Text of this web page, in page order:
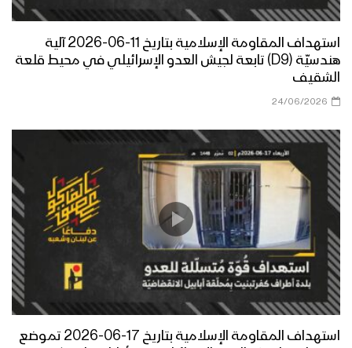
استهداف المقاومة الإسلامية بتاريخ 11-06-2026 آلية
هندسيّة (D9) تابعة لجيش العدو الإسرائيلي في محيط قلعة
الشقيف
24/06/2026
استهداف المقاومة الإسلامية بتاريخ 17-06-2026 تموضع